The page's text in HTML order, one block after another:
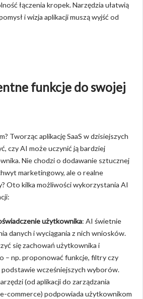
łączenia kropek. Narzędzia ułatwią
i wizja aplikacji muszą wyjść od
funkcje do swojej
Tworząc aplikację SaaS w dzisiejszych
czy AI może uczynić ją bardziej
Nie chodzi o dodawanie sztucznej
marketingowy, ale o realne
Oto kilka możliwości wykorzystania AI
użytkownika: AI świetnie
danych i wyciągania z nich wniosków.
się zachowań użytkownika i
– np. proponować funkcje, filtry czy
podstawie wcześniejszych wyborów.
(od aplikacji do zarządzania
commerce) podpowiada użytkownikom